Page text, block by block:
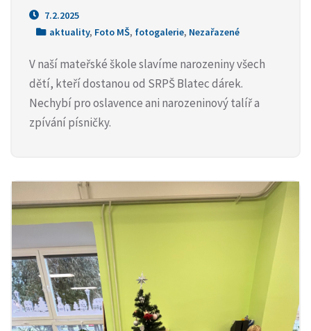
7.2.2025
aktuality, Foto MŠ, fotogalerie, Nezařazené
V naší mateřské škole slavíme narozeniny všech
dětí, kteří dostanou od SRPŠ Blatec dárek.
Nechybí pro oslavence ani narozeninový talíř a
zpívání písničky.